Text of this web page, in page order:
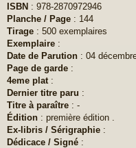
ISBN : 978-2870972946
Planche / Page : 144
Tirage : 500 exemplaires
Exemplaire :
Date de Parution : 04
Page de garde :
4eme plat :
Dernier titre paru :
Titre à paraître : -
Édition : première édition .
Ex-libris / Sérigraphie :
Dédicace / Signé :